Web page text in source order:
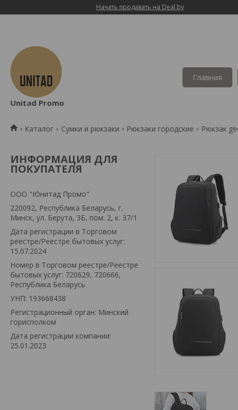
Начать продавать на Deal.by
Unitad Promo
Главная
Каталог Сумки и рюкзаки Рюкзаки городские Рюкзак
ИНФОРМАЦИЯ ДЛЯ
ПОКУПАТЕЛЯ
OOO "Юнитад Промо"
220092, Республика Беларусь, г.
Минск, ул. Берута, 3Б, пом. 2, к. 37/1
Дата регистрации в Торговом
реестре/Реестре бытовых услуг:
15.07.2024
Номер в Торговом реестре/Реестре
бытовых услуг: 720629, 720666,
Республика Беларусь
УНП: 193668438
Регистрационный орган: Минский
горисполком
Дата регистрации компании:
25.01.2023